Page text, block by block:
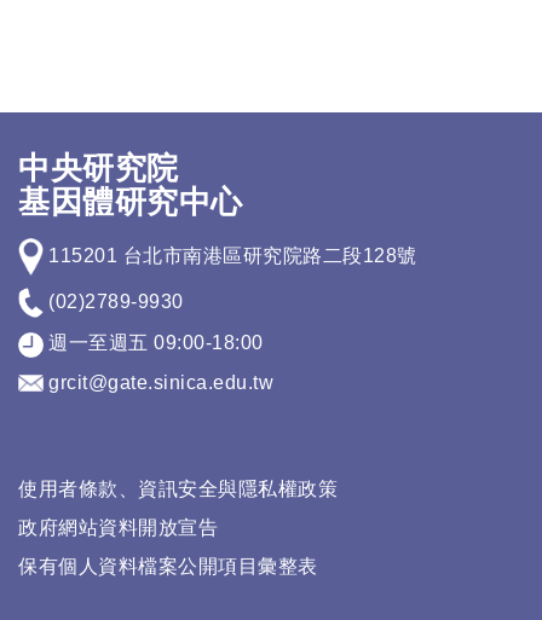
中央研究院
基因體研究中心
115201 台北市南港區研究院路二段128號
(02)2789-9930
週一至週五 09:00-18:00
grcit@gate.sinica.edu.tw
使用者條款、資訊安全與隱私權政策
政府網站資料開放宣告
保有個人資料檔案公開項目彙整表